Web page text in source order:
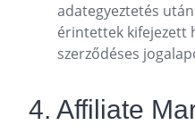
adategyeztetés
érintettek kifejezett
szerződéses
4. Affiliate